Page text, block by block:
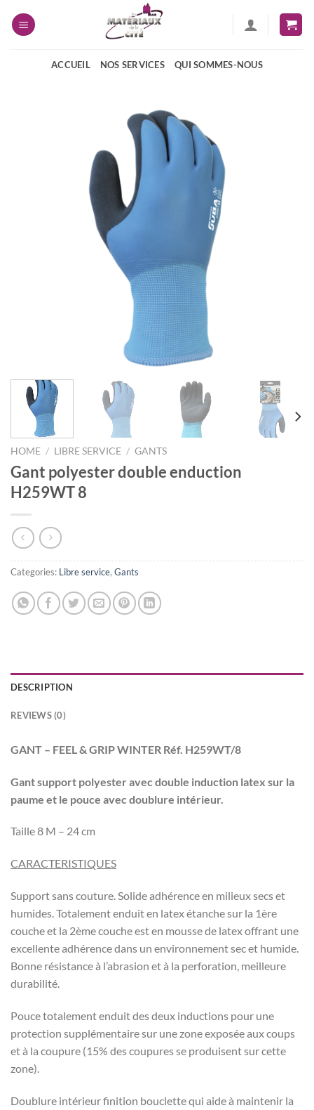
ACCUEIL NOS SERVICES QUI SOMMES-NOUS
HOME / LIBRE SERVICE / GANTS
Gant polyester double enduction
H259WT 8
Categories: Libre service, Gants
DESCRIPTION
REVIEWS (0)
GANT – FEEL & GRIP WINTER Réf. H259WT/8
Gant support polyester avec double induction latex sur la
paume et le pouce avec doublure intérieur.
Taille 8 M – 24 cm
CARACTERISTIQUES
Support sans couture. Solide adhérence en milieux secs et
humides. Totalement enduit en latex étanche sur la 1ère
couche et la 2ème couche est en mousse de latex offrant une
excellente adhérence dans un environnement sec et humide.
Bonne résistance à l’abrasion et à la perforation, meilleure
durabilité.
Pouce totalement enduit des deux inductions pour une
protection supplémentaire sur une zone exposée aux coups
et à la coupure (15% des coupures se produisent sur cette
zone).
Doublure intérieur finition bouclette qui aide à maintenir la